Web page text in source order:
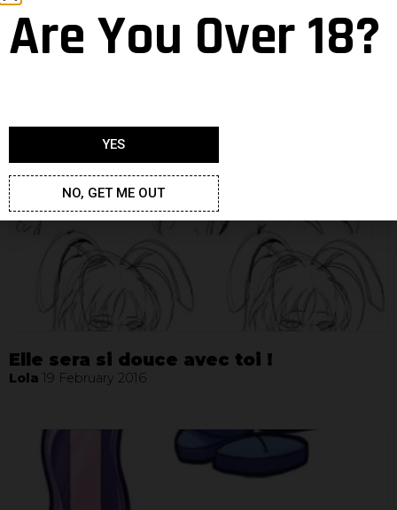
Elle sera si douce avec toi !
Lola 19 February 2016
Are You Over 18?
YES
NO, GET ME OUT